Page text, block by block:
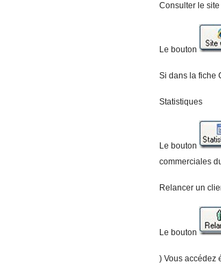
Consulter le
Le bouton
Si dans la fiche
Statistiques
Le bouton
commerciales
Relancer un
Le bouton
) Vous accédez